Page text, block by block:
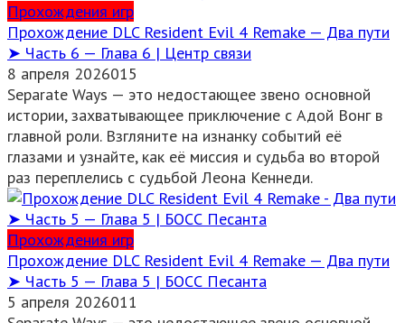
Прохождения игр
Прохождение DLC Resident Evil 4 Remake — Два пути
➤ Часть 6 — Глава 6 | Центр связи
8 апреля 2026015
Separate Ways — это недостающее звено основной
истории, захватывающее приключение с Адой Вонг в
главной роли. Взгляните на изнанку событий её
глазами и узнайте, как её миссия и судьба во второй
раз переплелись с судьбой Леона Кеннеди.
Прохождения игр
Прохождение DLC Resident Evil 4 Remake — Два пути
➤ Часть 5 — Глава 5 | БОСС Песанта
5 апреля 2026011